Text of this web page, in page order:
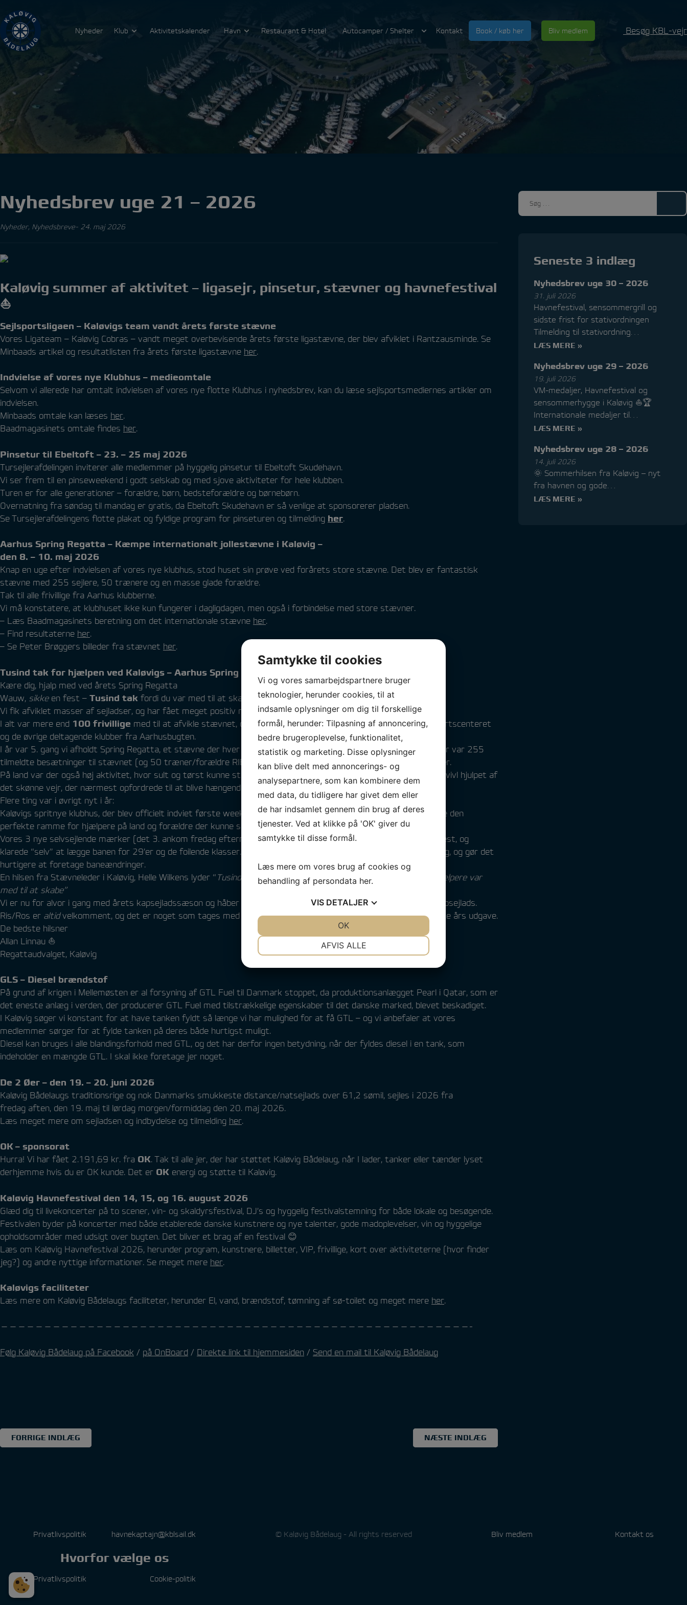
til
indholdet
Nyheder Klub Aktivitetskalender Havn Restaurant & Hotel Autocamper / Shelter Kontakt Book / køb her Bliv medlem Besøg KBL-vejr
Nyhedsbrev uge 21 – 2026
Nyheder, Nyhedsbreve 24. maj 2026
Kaløvig summer af aktivitet – ligasejr, pinsetur, stævner og havnefestival
⛵
Sejlsportsligaen – Kaløvigs team vandt årets første stævne
Vores Ligateam – Kaløvig Cobras – vandt meget overbevisende årets første ligastævne, der blev afviklet i Rantzausminde. Se
Minbaads artikel og resultatlisten fra årets første ligastævne her.
Indvielse af vores nye Klubhus – medieomtale
Selvom vi allerede har omtalt indvielsen af vores nye flotte Klubhus i nyhedsbrev, kan du læse sejlsportsmediernes artikler om
indvielsen.
Minbaads omtale kan læses her.
Baadmagasinets omtale findes her.
Pinsetur til Ebeltoft – 23. – 25 maj 2026
Tursejlerafdelingen inviterer alle medlemmer på hyggelig pinsetur til Ebeltoft Skudehavn.
Vi ser frem til en pinseweekend i godt selskab og med sjove aktiviteter for hele klubben.
Turen er for alle generationer – forældre, børn, bedsteforældre og børnebørn.
Overnatning fra søndag til mandag er gratis, da Ebeltoft Skudehavn er så venlige at sponsorerer pladsen.
Se Tursejlerafdelingens flotte plakat og fyldige program for pinseturen og tilmelding her.
Aarhus Spring Regatta – Kæmpe internationalt jollestævne i Kaløvig –
den 8. – 10. maj 2026
Knap en uge efter indvielsen af vores nye klubhus, stod huset sin prøve ved forårets store stævne. Det blev er fantastisk
stævne med 255 sejlere, 50 trænere og en masse glade forældre.
Tak til alle frivillige fra Aarhus klubberne.
Vi må konstatere, at klubhuset ikke kun fungerer i dagligdagen, men også i forbindelse med store stævner.
– Læs Baadmagasinets beretning om det internationale stævne her.
– Find resultaterne her.
– Se Peter Brøggers billeder fra stævnet her.
Tusind tak for hjælpen ved Kaløvigs – Aarhus Spring Regatta 2026
Kære dig, hjalp med ved årets Spring Regatta
Wauw, sikkeen fest – Tusind tak fordi du var med til at skabe den!
Vi fik afviklet masser af sejladser, og har fået meget positiv respons fra deltagere.
I alt var mere end 100 frivillige med til at afvikle stævnet, der er etstærkt samarbejdemellem Kaløvig, Sejlsportscenteret
og de øvrige deltagende klubber fra Aarhusbugten.
I år var 5. gang vi afholdt Spring Regatta, et stævne der hver gang trækker flere med og bliver bedre år for år. Der var 255
tilmeldte besætninger til stævnet (og 50 træner/forældre RIB’s) fordelt på 5 baner, med 11 forskellige bådklasser.
På land var der også høj aktivitet, hvor sult og tørst kunne stilles i de fine madboder, der var godt besøgt – uden tvivl hjulpet af
det skønne vejr, der nærmest opfordrede til at blive hængende i området.
Flere ting var i øvrigt nyt i år:
Kaløvigs spritnye klubhus, der blev officielt indviet første weekend i maj, stod prøven igennem, og viste sig at være den
perfekte ramme for hjælpere på land og forældre der kunne sidde på træterrassen og spejde ud over bugten.
Vores 3 nye selvsejlende mærker (det 3. ankom fredag eftermiddag) – “De gule nisser” stod den første skarpe test, og
klarede “selv” at lægge banen for 29’er og de foilende klasser. Noget som på sigt reducerer behovet for bemanding, og gør det
hurtigere at foretage baneændringer.
En hilsen fra Stævneleder i Kaløvig, Helle Wilkens lyder “ Tusind tak for hjælpen og den gode stemning alle vores hjælpere var
med til at skabe”
Vi er nu for alvor i gang med årets kapsejladssæson og håber selvfølgelig på, at der er mod på endnu mere
kapsejlads.
Ris/Ros er altidvelkomment, og det er noget som tages med i evalueringen, når vi kigger på hvad skal ske til næste års udgave.
De bedste hilsner
Allan Linnau ⛵
Regattaudvalget, Kaløvig
GLS – Diesel brændstof
På grund af krigen i Mellemøsten er al forsyning af GTL Fuel til Danmark stoppet, da produktionsanlægget Pearl i Qatar, som er
det eneste anlæg i verden, der producerer GTL Fuel med tilstrækkelige egenskaber til det danske marked, blevet beskadiget.
I Kaløvig søger vi konstant for at have tanken fyldt så længe vi har mulighed for at få GTL – og vi anbefaler at vores
medlemmer sørger for at fylde tanken på deres både hurtigst muligt.
Diesel kan bruges i alle blandingsforhold med GTL, og det har derfor ingen betydning, når der fyldes diesel i en tank, som
indeholder en mængde GTL. I skal ikke foretage jer noget.
De 2 Øer – den 19. – 20. juni 2026
Kaløvig Bådelaugs traditionsrige og nok Danmarks smukkeste distance/natsejlads over 61,2 sømil, sejles i 2026 fra
fredag aften, den 19. maj til lørdag morgen/formiddag den 20. maj 2026.
Læs meget mere om sejladsen og indbydelse og tilmelding her.
OK – sponsorat
Hurra! Vi har fået 2.191,69 kr. fra OK. Tak til alle jer, der har støttet Kaløvig Bådelaug, når I lader, tanker eller tænder lyset
derhjemme hvis du er OK kunde. Det er OK energi og støtte til Kaløvig.
Kaløvig Havnefestival den 14, 15, og 16. august 2026
Glæd dig til livekoncerter på to scener, vin- og skaldyrsfestival, DJ’s og hyggelig festivalstemning for både lokale og besøgende.
Festivalen byder på koncerter med både etablerede danske kunstnere og nye talenter, gode madoplevelser, vin og hyggelige
opholdsområder med udsigt over bugten. Det bliver et brag af en festival 😊
Læs om Kaløvig Havnefestival 2026, herunder program, kunstnere, billetter, VIP, frivillige, kort over aktiviteterne (hvor finder
jeg?) og andre nyttige informationer. Se meget mere her.
Kaløvigs faciliteter
Læs mere om Kaløvig Bådelaugs faciliteter, herunder El, vand, brændstof, tømning af sø-toilet og meget mere her.
——————————————————————————————————————————————————————-
Følg Kaløvig Bådelaug på Facebook / på OnBoard / Direkte link til hjemmesiden / Send en mail til Kaløvig Bådelaug
Indlægsnavigation
FORRIGE INDLÆG NÆSTE INDLÆG
Seneste 3 indlæg
Nyhedsbrev uge 30 – 2026
31. juli 2026
Havnefestival, sensommergrill og
sidste frist for stativordningen
Tilmelding til stativordning…
LÆS MERE »
Nyhedsbrev uge 29 – 2026
19. juli 2026
VM-medaljer, Havnefestival og
sensommerhygge i Kaløvig ⛵🏆
Internationale medaljer til…
LÆS MERE »
Nyhedsbrev uge 28 – 2026
14. juli 2026
🌞 Sommerhilsen fra Kaløvig – nyt
fra havnen og gode…
LÆS MERE »
Privatlivspolitik havnekaptajn@kblsail.dk
Hvorfor vælge os
Privatlivspolitik Cookie-politik
© Kaløvig Bådelaug - All rights reserved Bliv medlem Kontakt os
Samtykke til cookies
Vi og vores samarbejdspartnere bruger
teknologier, herunder cookies, til at
indsamle oplysninger om dig til forskellige
formål, herunder: Tilpasning af annoncering,
bedre brugeroplevelse, funktionalitet,
statistik og marketing. Disse oplysninger
kan blive delt med annoncerings- og
analysepartnere, som kan kombinere dem
med data, du tidligere har givet dem eller
de har indsamlet gennem din brug af deres
tjenester. Ved at klikke på 'OK' giver du
samtykke til disse formål.
Læs mere om vores brug af cookies og
behandling af persondata her.
VIS DETALJER
AFVIS ALLE
OK